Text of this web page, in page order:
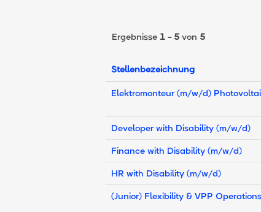
Ergebnisse 1 – 5 von 5
Stellenbezeichnung
Elektromonteur (m/w/d)
Developer with Disability (m/w/d)
Finance with Disability (m/w/d)
HR with Disability (m/w/d)
(Junior) Flexibility & VPP